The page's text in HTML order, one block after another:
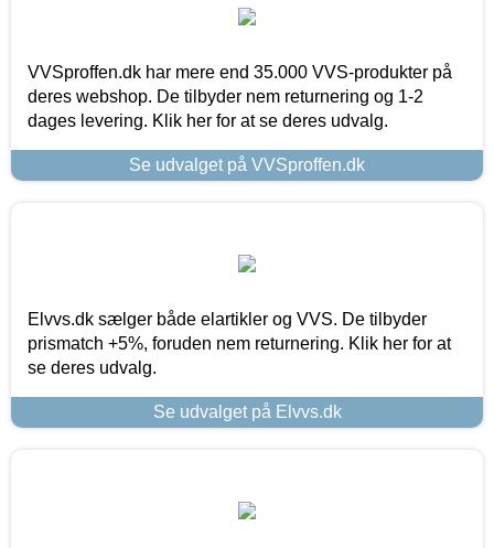
VVSproffen.dk har mere end 35.000 VVS-produkter på
deres webshop. De tilbyder nem returnering og 1-2
dages levering. Klik her for at se deres udvalg.
Se udvalget på VVSproffen.dk
Elvvs.dk sælger både elartikler og VVS. De tilbyder
prismatch +5%, foruden nem returnering. Klik her for at
se deres udvalg.
Se udvalget på Elvvs.dk